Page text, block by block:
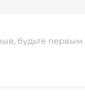
будьте первым.